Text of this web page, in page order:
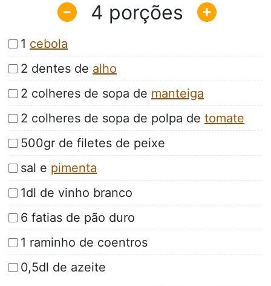
4
1 cebola
2 dentes de alho
2 colheres de sopa de manteiga
2 colheres de sopa de polpa de tomate
500gr de filetes de peixe
sal e pimenta
1dl de vinho branco
6 fatias de pão duro
1 raminho de coentros
0,5dl de azeite